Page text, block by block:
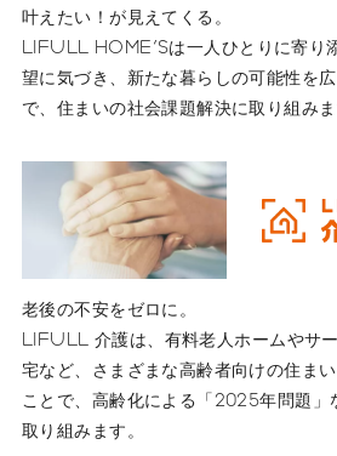
叶えたい！が見えてくる。
LIFULL HOME'Sは一人ひとりに寄り
望に気づき、新たな暮らしの可能性を
で、住まいの社会課題解決に取り組みま
老後の不安をゼロに。
LIFULL 介護は、有料老人ホームやサ
宅など、さまざまな高齢者向けの住ま
ことで、高齢化による「2025年問題」
取り組みます。